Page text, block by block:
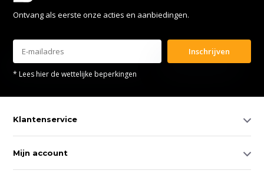
Ontvang als eerste onze acties en aanbiedingen.
Inschrijven
* Lees hier de wettelijke beperkingen
Klantenservice
Mijn account